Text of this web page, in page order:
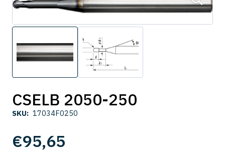
CSELB 2050-250
SKU: 17034F0250
€95,65